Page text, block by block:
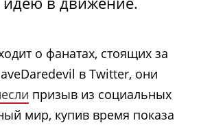
о фанатах, стоящих за
в Twitter, они
призыв из социальных
мир, купив время показа